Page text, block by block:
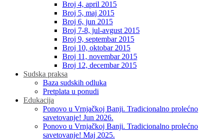
Broj 4, april 2015
Broj 5, maj 2015
Broj 6, jun 2015
Broj 7-8, jul-avgust 2015
Broj 9, septembar 2015
Broj 10, oktobar 2015
Broj 11, novembar 2015
Broj 12, decembar 2015
Sudska praksa
Baza sudskih odluka
Pretplata u ponudi
Edukacija
Ponovo u Vrnjačkoj Banji. Tradicionalno prolećno
savetovanje! Jun 2026.
Ponovo u Vrnjačkoj Banji. Tradicionalno prolećno
savetovanje! Maj 2025.